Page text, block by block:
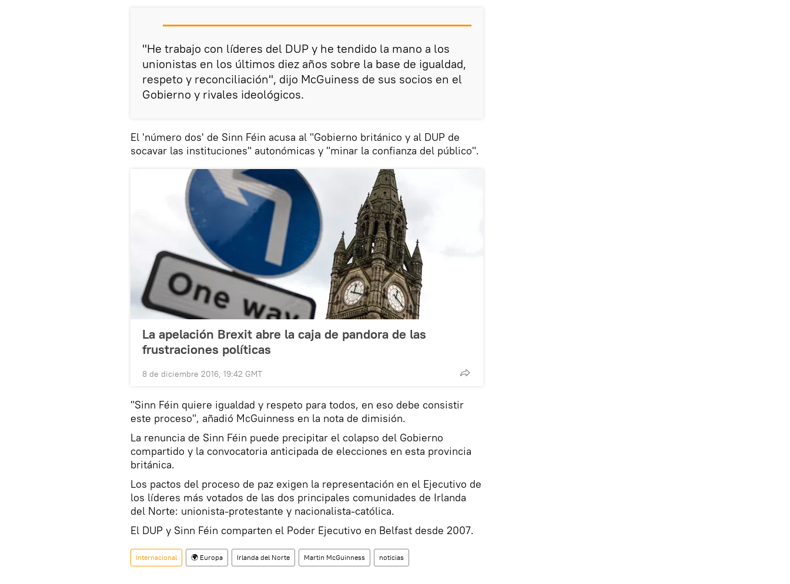
"He trabajo con líderes del DUP y he tendido la mano a los
unionistas en los últimos diez años sobre la base de igualdad,
respeto y reconciliación", dijo McGuiness de sus socios en el
Gobierno y rivales ideológicos.
El 'número dos' de Sinn Féin acusa al "Gobierno británico y al DUP de
socavar las instituciones" autonómicas y "minar la confianza del público".
La apelación Brexit abre la caja de pandora de las
frustraciones políticas
8 de diciembre 2016, 19:42 GMT
"Sinn Féin quiere igualdad y respeto para todos, en eso debe consistir
este proceso", añadió McGuinness en la nota de dimisión.
La renuncia de Sinn Féin puede precipitar el colapso del Gobierno
compartido y la convocatoria anticipada de elecciones en esta provincia
británica.
Los pactos del proceso de paz exigen la representación en el Ejecutivo de
los líderes más votados de las dos principales comunidades de Irlanda
del Norte: unionista-protestante y nacionalista-católica.
El DUP y Sinn Féin comparten el Poder Ejecutivo en Belfast desde 2007.
Internacional 🌍 Europa Irlanda del Norte Martin McGuinness noticias